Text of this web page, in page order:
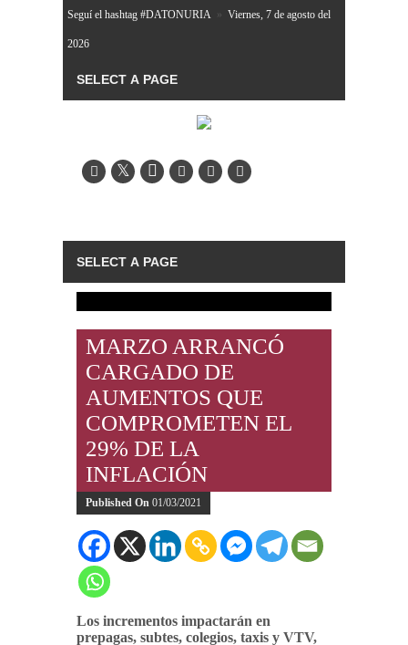
Seguí el hashtag #DATONURIA » Viernes, 7 de agosto del
2026
MARZO ARRANCÓ
CARGADO DE
AUMENTOS QUE
COMPROMETEN EL
29% DE LA
INFLACIÓN
Published On 01/03/2021
Los incrementos impactarán en
prepagas, subtes, colegios, taxis y VTV,